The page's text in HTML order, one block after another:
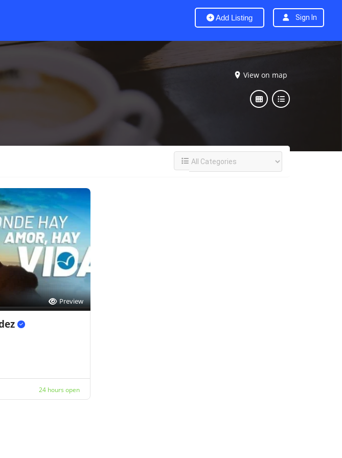
Add Listing Sign In
View on map
Preview
24 hours open